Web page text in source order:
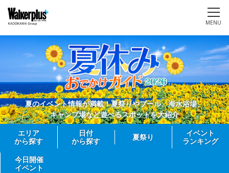
MENU
夏のイベント情報が満載！夏祭りやプール、海水浴場、
キャンプ場など遊べるスポットを大紹介
エリア
から探す
日付
から探す
夏祭り
イベント
ランキング
今日開催
イベント